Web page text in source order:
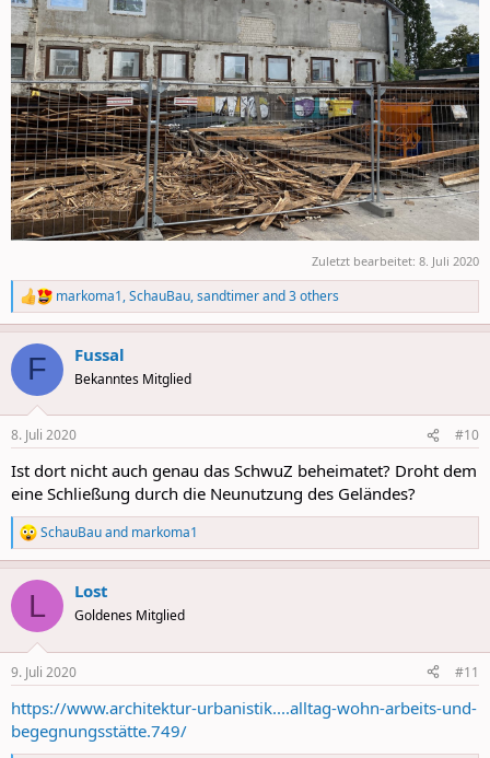
Zuletzt bearbeitet: 8. Juli 2020
R
e
a
c
i
s
markoma1,SchauBau,sandtimerand 3 others
F Fussal
Bekanntes Mitglied
8. Juli 2020 #10
Ist dort nicht auch genau das SchwuZ beheimatet? Droht dem
eine Schließung durch die Neunutzung des Geländes?
R
e
a
c
i
s
SchauBauand markoma1
L Lost
Goldenes Mitglied
9. Juli 2020 #11
https://www.architektur-urbanistik....alltag-wohn-arbeits-und-
begegnungsstätte.749/